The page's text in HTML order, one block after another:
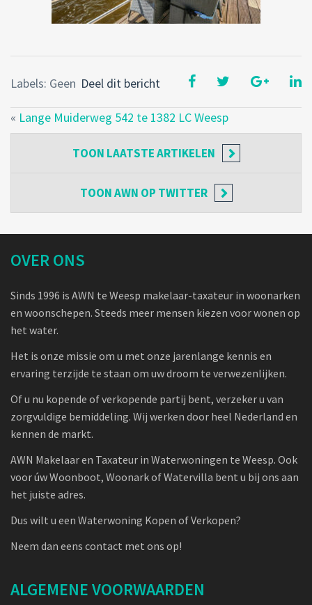
Deel dit bericht
Labels: Geen
« Lange Muiderweg 542 te 1382 LC Weesp
TOON LAATSTE ARTIKELEN
TOONAWN OP TWITTER
OVER ONS
Sinds 1996 is AWN te Weesp makelaar-taxateur in woonarken
en woonschepen. Steeds meer mensen kiezen voor wonen op
het water.
Het is onze missie om u met onze jarenlange kennis en
ervaring terzijde te staan om uw droom te verwezenlijken.
Of u nu kopende of verkopende partij bent, verzeker u van
zorgvuldige bemiddeling. Wij werken door heel Nederland en
kennen de markt.
AWN Makelaar en Taxateur in Waterwoningen te Weesp. Ook
voor úw Woonboot, Woonark of Watervilla bent u bij ons aan
het juiste adres.
Dus wilt u een Waterwoning Kopen of Verkopen?
Neem dan eens contact met ons op!
ALGEMENE VOORWAARDEN